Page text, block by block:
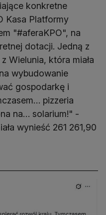
konkretne
Kasa Platformy
"#aferaKPO", na
dotacji. Jedną z
Wielunia, która miała
wybudowanie
gospodarkę i
pizzeria
na… solarium!" -
wynieść 261 261,90